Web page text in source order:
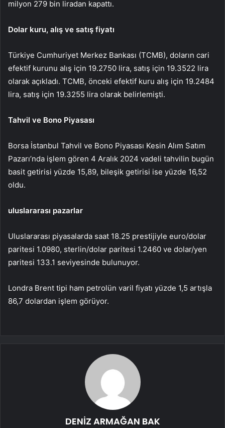
milyon 279 bin liradan kapattı.
Dolar kuru, alış ve satış fiyatı
Türkiye Cumhuriyet Merkez Bankası (TCMB), doların cari
efektif kurunu alış için 19.2750 lira, satış için 19.3522 lira
olarak açıkladı. TCMB, önceki efektif kuru alış için 19.2484
lira, satış için 19.3255 lira olarak belirlemişti.
Tahvil ve Bono Piyasası
Borsa İstanbul Tahvil ve Bono Piyasası Kesin Alım Satım
Pazarı’nda işlem gören 4 Aralık 2024 vadeli tahvilin bugün
basit getirisi yüzde 15,89, bileşik getirisi ise yüzde 16,52
oldu.
uluslararası pazarlar
Uluslararası piyasalarda saat 18.25 prestijiyle euro/dolar
paritesi 1.0980, sterlin/dolar paritesi 1.2460 ve dolar/yen
paritesi 133.1 seviyesinde bulunuyor.
Londra Brent tipi ham petrolün varil fiyatı yüzde 1,5 artışla
86,7 dolardan işlem görüyor.
DENİZ ARMAĞAN BAK